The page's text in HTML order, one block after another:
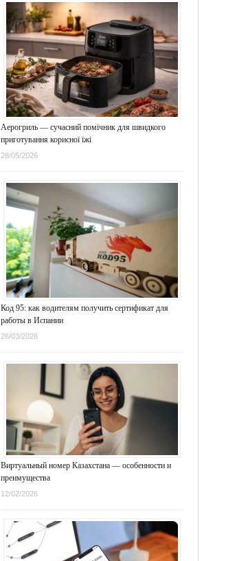
Аерогриль — сучасний помічник для швидкого
приготування корисної їжі
28/05/2026
Код 95: как водителям получить сертификат для
работы в Испании
26/03/2026
Виртуальный номер Казахстана — особенности и
преимущества
12/02/2026